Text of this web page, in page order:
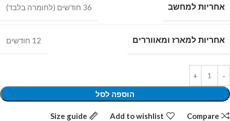
אחריות למחשב 36 חודשים (לחומרה בלבד)
אחריות למארז ומאווררים 12 חודשים
הוספה לסל
Compare
Add to wishlist
Size guide